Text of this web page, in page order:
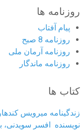
روزنامه ها
پیام آفتاب
روزنامه 8 صبح
روزنامه آرمان ملى
روزنامه ماندگار
کتاب ها
زندگینامه میرویس
نویسنده افسر سویدنی،